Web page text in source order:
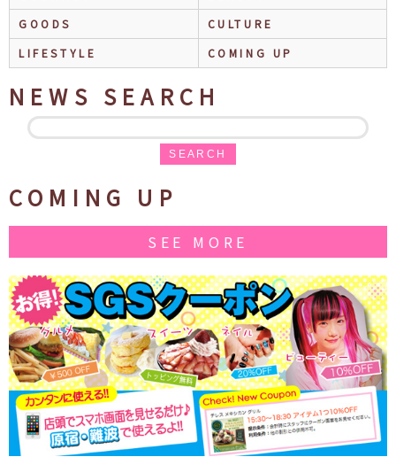
GOODS
CULTURE
LIFESTYLE
COMING UP
NEWS SEARCH
SEARCH
COMING UP
SEE MORE